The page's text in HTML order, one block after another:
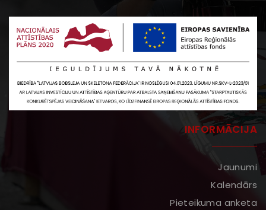
INFORMĀCIJA
Jaunumi
Kalendārs
Pieteikuma anketa